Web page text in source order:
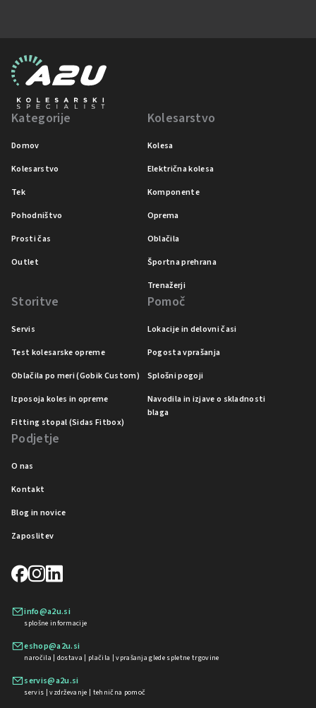
Kategorije
Domov
Kolesarstvo
Tek
Pohodništvo
Prosti čas
Outlet
Kolesarstvo
Kolesa
Električna kolesa
Komponente
Oprema
Oblačila
Športna prehrana
Trenažerji
Storitve
Servis
Test kolesarske opreme
Oblačila po meri (Gobik Custom)
Izposoja koles in opreme
Fitting stopal (Sidas Fitbox)
Pomoč
Lokacije in delovni časi
Pogosta vprašanja
Splošni pogoji
Navodila in izjave o skladnosti
blaga
Podjetje
O nas
Kontakt
Blog in novice
Zaposlitev
info@a2u.si
splošne informacije
eshop@a2u.si
naročila | dostava | plačila | vprašanja glede spletne trgovine
servis@a2u.si
servis | vzdrževanje | tehnična pomoč